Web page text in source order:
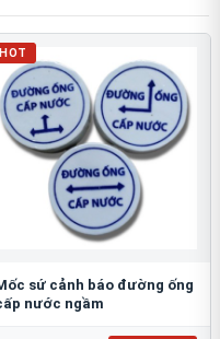
HOT
sứ cảnh báo đường ống
nước ngầm